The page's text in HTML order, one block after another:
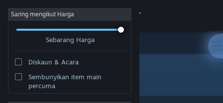
Sign in
Tentang
Saring mengikut Harga
Sebarang Harga
Diskaun & Acara
Sembunyikan item main
percuma
Pembangun: Teelur Games